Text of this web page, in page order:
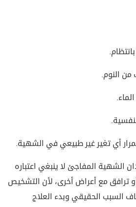
النوم.
أي تغير غير طبيعي في الشهية.
الشهية المفاجئ لا ينبغي اعتباره
ترافق مع أعراض أخرى، لأن التشخيص
السبب الحقيقي وبدء العلاج